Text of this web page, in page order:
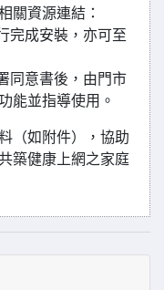
關資源連結：
完成安裝，亦可至
同意書後，由門市
能並指導使用。
（如附件），協助
築健康上網之家庭